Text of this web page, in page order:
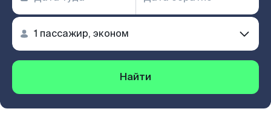
Найти